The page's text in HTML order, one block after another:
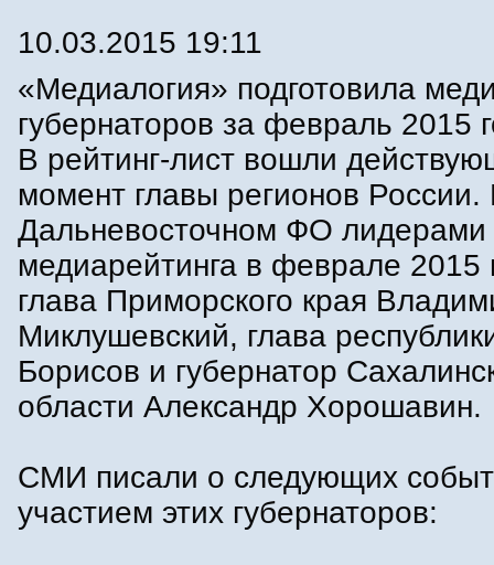
10.03.2015 19:11
«Медиалогия» подготовила
губернаторов за февраль 2015
В рейтинг-лист вошли
момент главы регионов России.
Дальневосточном ФО лидерами
медиарейтинга в феврале 2015
глава Приморского края
Миклушевский, глава
Борисов и губернатор
области Александр Хорошавин.
СМИ писали о следующих
участием этих губернаторов: